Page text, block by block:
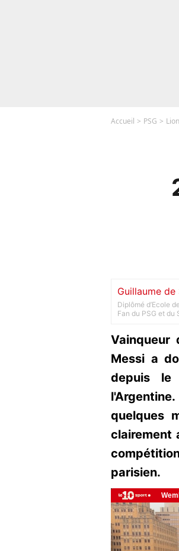
Accueil PSG
Guillaume de
Diplômé d’Ecole
Fan du PSG et du
Vainqueur
Messi a
depuis le
quelques
clairement
parisien.